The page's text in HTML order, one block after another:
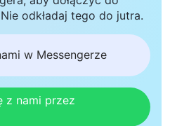
odkładaj tego do jutra.
w Messengerze
z nami przez